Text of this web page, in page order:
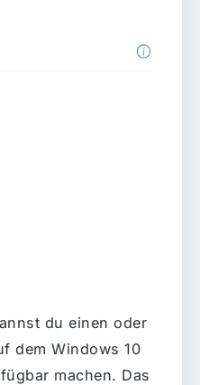
du einen oder
dem Windows 10
machen. Das